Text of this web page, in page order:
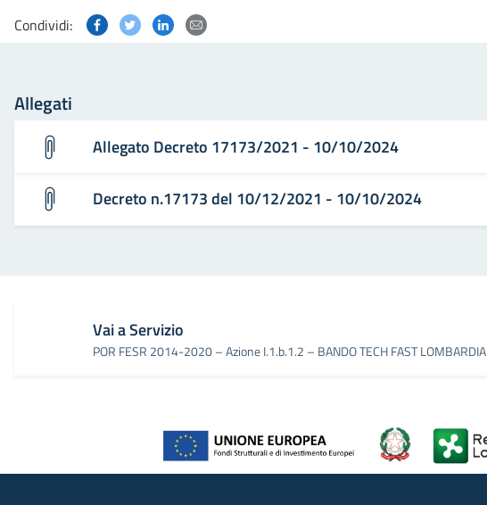
Condividi: Condividi questa pagina su Facebook
Condividi questa pagina su Twitter
Condividi questa pagina su Linkedin
Allegati
Allegato Decreto 17173/2021 - 10/10/2024
Decreto n.17173 del 10/12/2021 - 10/10/2024
Vai a Servizio
POR FESR 2014-2020 – Azione I.1.b.1.2 – BANDO TECH FAST LOMBARDIA